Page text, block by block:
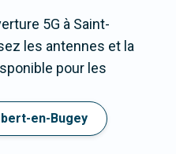
5G à Saint-
les antennes et la
pour les
en-Bugey